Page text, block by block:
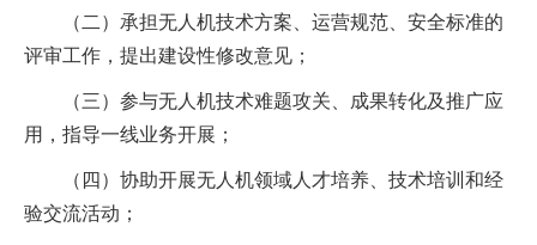
（二）承担无人机技术方案、运营规范、安全标准的
评审工作，提出建设性修改意见；
（三）参与无人机技术难题攻关、成果转化及推广应
用，指导一线业务开展；
（四）协助开展无人机领域人才培养、技术培训和经
验交流活动；